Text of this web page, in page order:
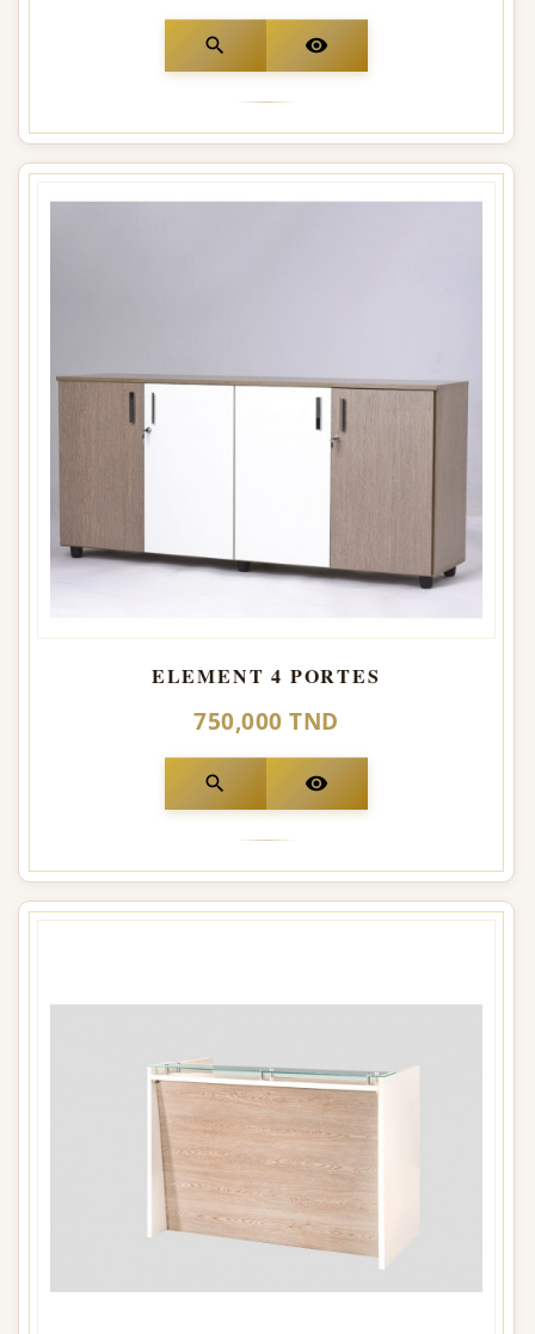
search visibility
ELEMENT 4 PORTES
750,000 TND
search visibility